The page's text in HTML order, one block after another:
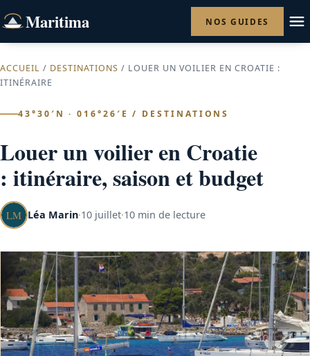
Maritima NOS GUIDES
ACCUEIL / DESTINATIONS / LOUER UN VOILIER EN CROATIE :
ITINÉRAIRE
43°30′N · 016°26′E / DESTINATIONS
Louer un voilier en Croatie
: itinéraire, saison et budget
Léa Marin·10 juillet·10 min de lecture